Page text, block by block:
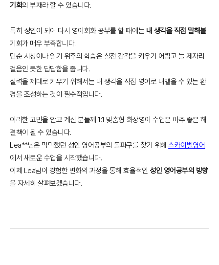
기회의 부재라 할 수 있습니다.
특히 성인이 되어 다시 영어회화 공부를 할 때에는 내 생각을 직접 말해볼
기회가 매우 부족합니다.
단순 시청이나 읽기 위주의 학습은 실전 감각을 키우기 어렵고 늘 제자리
걸음인 듯한 답답함을 줍니다.
실력을 제대로 키우기 위해서는 내 생각을 직접 영어로 내뱉을 수 있는 환
경을 조성하는 것이 필수적입니다.
이러한 고민을 안고 계신 분들께 1:1 맞춤형 화상영어 수업은 아주 좋은 해
결책이 될 수 있습니다.
Lea**님은 막막했던 성인 영어공부의 돌파구를 찾기 위해스카이벨영어
에서 새로운 수업을 시작했습니다.
이제 Lea님이 경험한 변화의 과정을 통해 효율적인 성인 영어공부의 방향
을 자세히 살펴보겠습니다.